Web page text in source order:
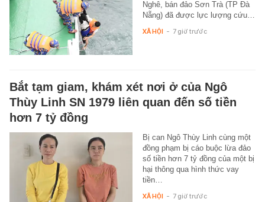
Nghê, bán đảo Sơn Trà (TP Đà
Nẵng) đã được lực lượng cứu…
XÃ HỘI - 7 giờ trước
Bắt tạm giam, khám xét nơi ở của Ngô
Thùy Linh SN 1979 liên quan đến số tiền
hơn 7 tỷ đồng
Bị can Ngô Thùy Linh cùng một
đồng phạm bị cáo buộc lừa đảo
số tiền hơn 7 tỷ đồng của một bị
hại thông qua hình thức vay
tiền…
XÃ HỘI - 7 giờ trước